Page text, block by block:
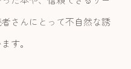
さんにとって不自然な誘
す。